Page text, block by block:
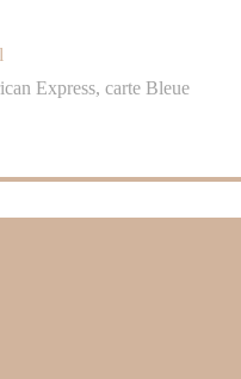
Express, carte Bleue